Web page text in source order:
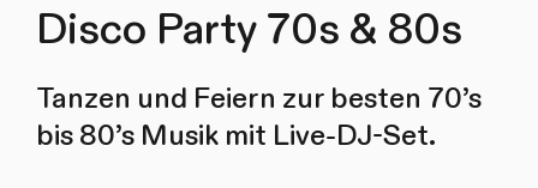
Disco Party 70s & 80s
Tanzen und Feiern zur besten 70’s
bis 80’s Musik mit Live-DJ-Set.